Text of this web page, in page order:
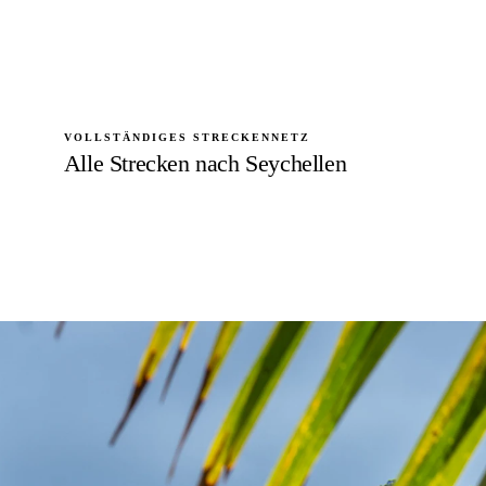
VOLLSTÄNDIGES STRECKENNETZ
Alle Strecken nach Seychellen